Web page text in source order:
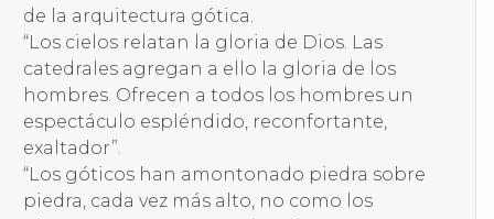
de la arquitectura gótica.
“Los cielos relatan la gloria de Dios. Las
catedrales agregan a ello la gloria de los
hombres. Ofrecen a todos los hombres un
espectáculo espléndido, reconfortante,
exaltador”.
“Los góticos han amontonado piedra sobre
piedra, cada vez más alto, no como los